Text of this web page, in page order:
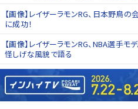
【画像】レイザーラモンRG、日本野鳥の
に成功！
【画像】レイザーラモンRG、NBA選手モ
怪しげな風貌で語る